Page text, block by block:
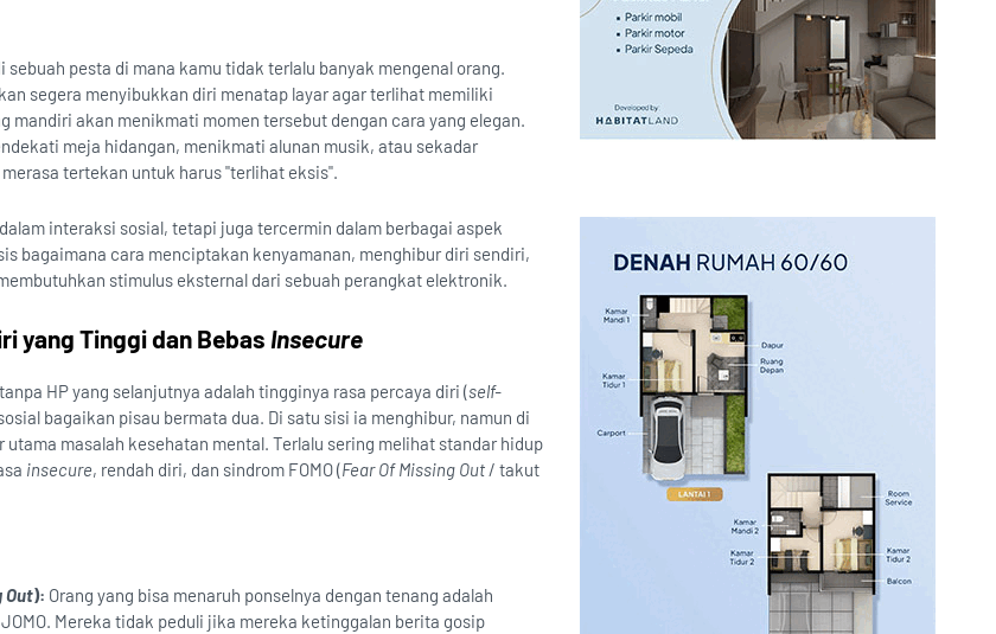
sebuah pesta di mana kamu tidak terlalu banyak mengenal orang.
segera menyibukkan diri menatap layar agar terlihat memiliki
mandiri akan menikmati momen tersebut dengan cara yang elegan.
meja hidangan, menikmati alunan musik, atau sekadar
tertekan untuk harus "terlihat eksis".
interaksi sosial, tetapi juga tercermin dalam berbagai aspek
bagaimana cara menciptakan kenyamanan, menghibur diri sendiri,
stimulus eksternal dari sebuah perangkat elektronik.
yang Tinggi dan Bebas Insecure
HP yang selanjutnya adalah tingginya rasa percaya diri (self-
bagaikan pisau bermata dua. Di satu sisi ia menghibur, namun di
masalah kesehatan mental. Terlalu sering melihat standar hidup
insecure, rendah diri, dan sindrom FOMO (Fear Of Missing Out / takut
Out): Orang yang bisa menaruh ponselnya dengan tenang adalah
Mereka tidak peduli jika mereka ketinggalan berita gosip